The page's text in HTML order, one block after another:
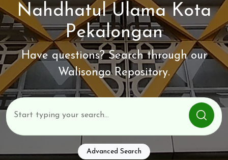
Nahdhatul Ulama Kota
Pekalongan
Have questions? Search through our
Walisongo Repository.
Advanced Search